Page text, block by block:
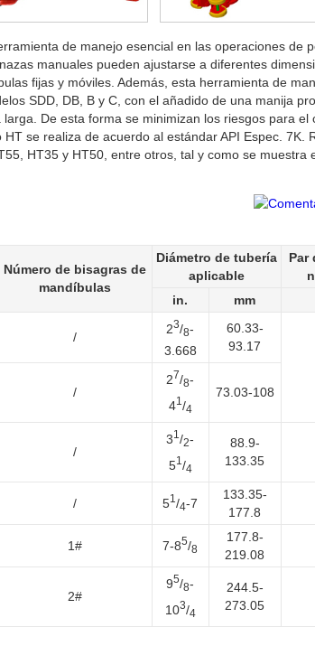
de manejo esencial en las operaciones de
manuales pueden ajustarse a diferentes
fijas y móviles. Además, esta herramienta de
SDD, DB, B y C, con el añadido de una manija
De esta forma se minimizan los riesgos para el
se realiza de acuerdo al estándar API Espec. 7K.
HT35 y HT50, entre otros, tal y como se muestra
Número de bisagras de
mandíbulas
Diámetro de tubería
aplicable
Par
in.
mm
/
23/8-
3.668
60.33-
93.17
/
27/8-
41 /4
73.03-108
/
31 /2-
51 /4
88.9-
133.35
/ 51 /4-7
133.35-
177.8
1# 7-85/8
177.8-
219.08
2#
95/8-
103/4
244.5-
273.05